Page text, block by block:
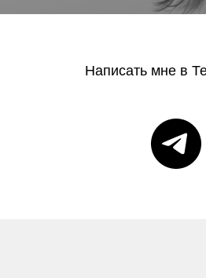
Написать мне в